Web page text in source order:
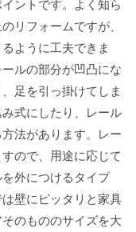
ントです。よく知ら
リフォームですが、
ように工夫できま
ルの部分が凹凸にな
足を引っ掛けてしま
式にしたり、レール
法があります。レー
ので、用途に応じて
外につけるタイプ
壁にピッタリと家具
のもののサイズを大